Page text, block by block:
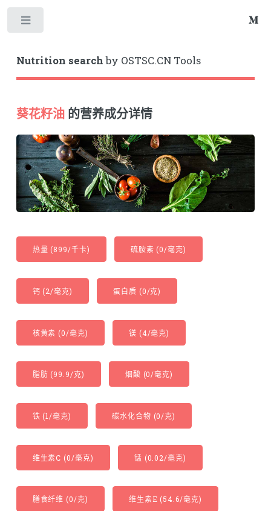
Nutrition searchby OSTSC.CN Tools
葵花籽油的营养成分详情
热量 (899/千卡) 硫胺素 (0/毫克)
钙 (2/毫克) 蛋白质 (0/克)
核黄素 (0/毫克) 镁 (4/毫克)
脂肪 (99.9/克) 烟酸 (0/毫克)
铁 (1/毫克) 碳水化合物 (0/克)
维生素C (0/毫克) 锰 (0.02/毫克)
膳食纤维 (0/克) 维生素E (54.6/毫克)